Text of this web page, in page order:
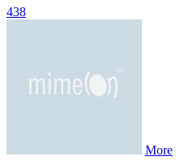
438
More